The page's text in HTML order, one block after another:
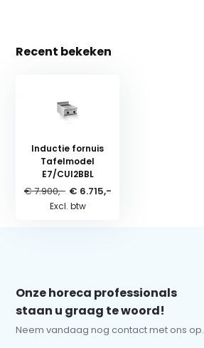
Recent bekeken
Inductie fornuis
Tafelmodel
E7/CUI2BBL
€ 7.900,- € 6.715,-
Excl. btw
Onze horeca professionals
staan u graag te woord!
Neem vandaag nog contact met ons op.